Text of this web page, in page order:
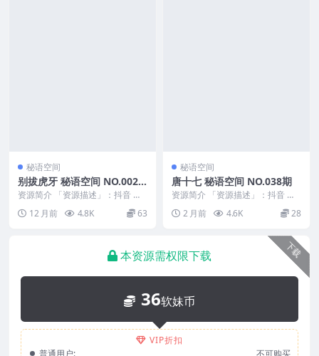
秘语空间
别拔虎牙 秘语空间 NO.002
期 最新至：2025.8.18
资源简介 「资源描述」：抖音 别
拔虎牙 秘语空间 NO.002期 【12
P】最新...
12 月前 4.8K 63
秘语空间
唐十七 秘语空间 NO.038期
资源简介 「资源描述」：抖音 唐
十七 秘语空间 NO.038期 【10P】
「资...2 月前 4.6K 28
下载
本资源需权限下载
36软妹币
VIP折扣
普通用户:
不可购买